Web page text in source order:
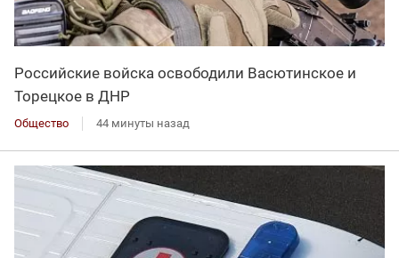
Российские войска освободили Васютинское и
Торецкое в ДНР
Общество 44 минуты назад